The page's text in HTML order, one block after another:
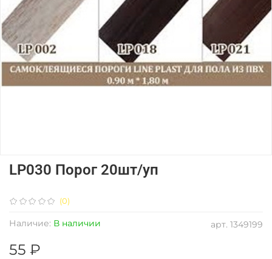
(0)
арт. 1349199
Наличие: В наличии
LP030 Порог 20шт/уп
55 ₽